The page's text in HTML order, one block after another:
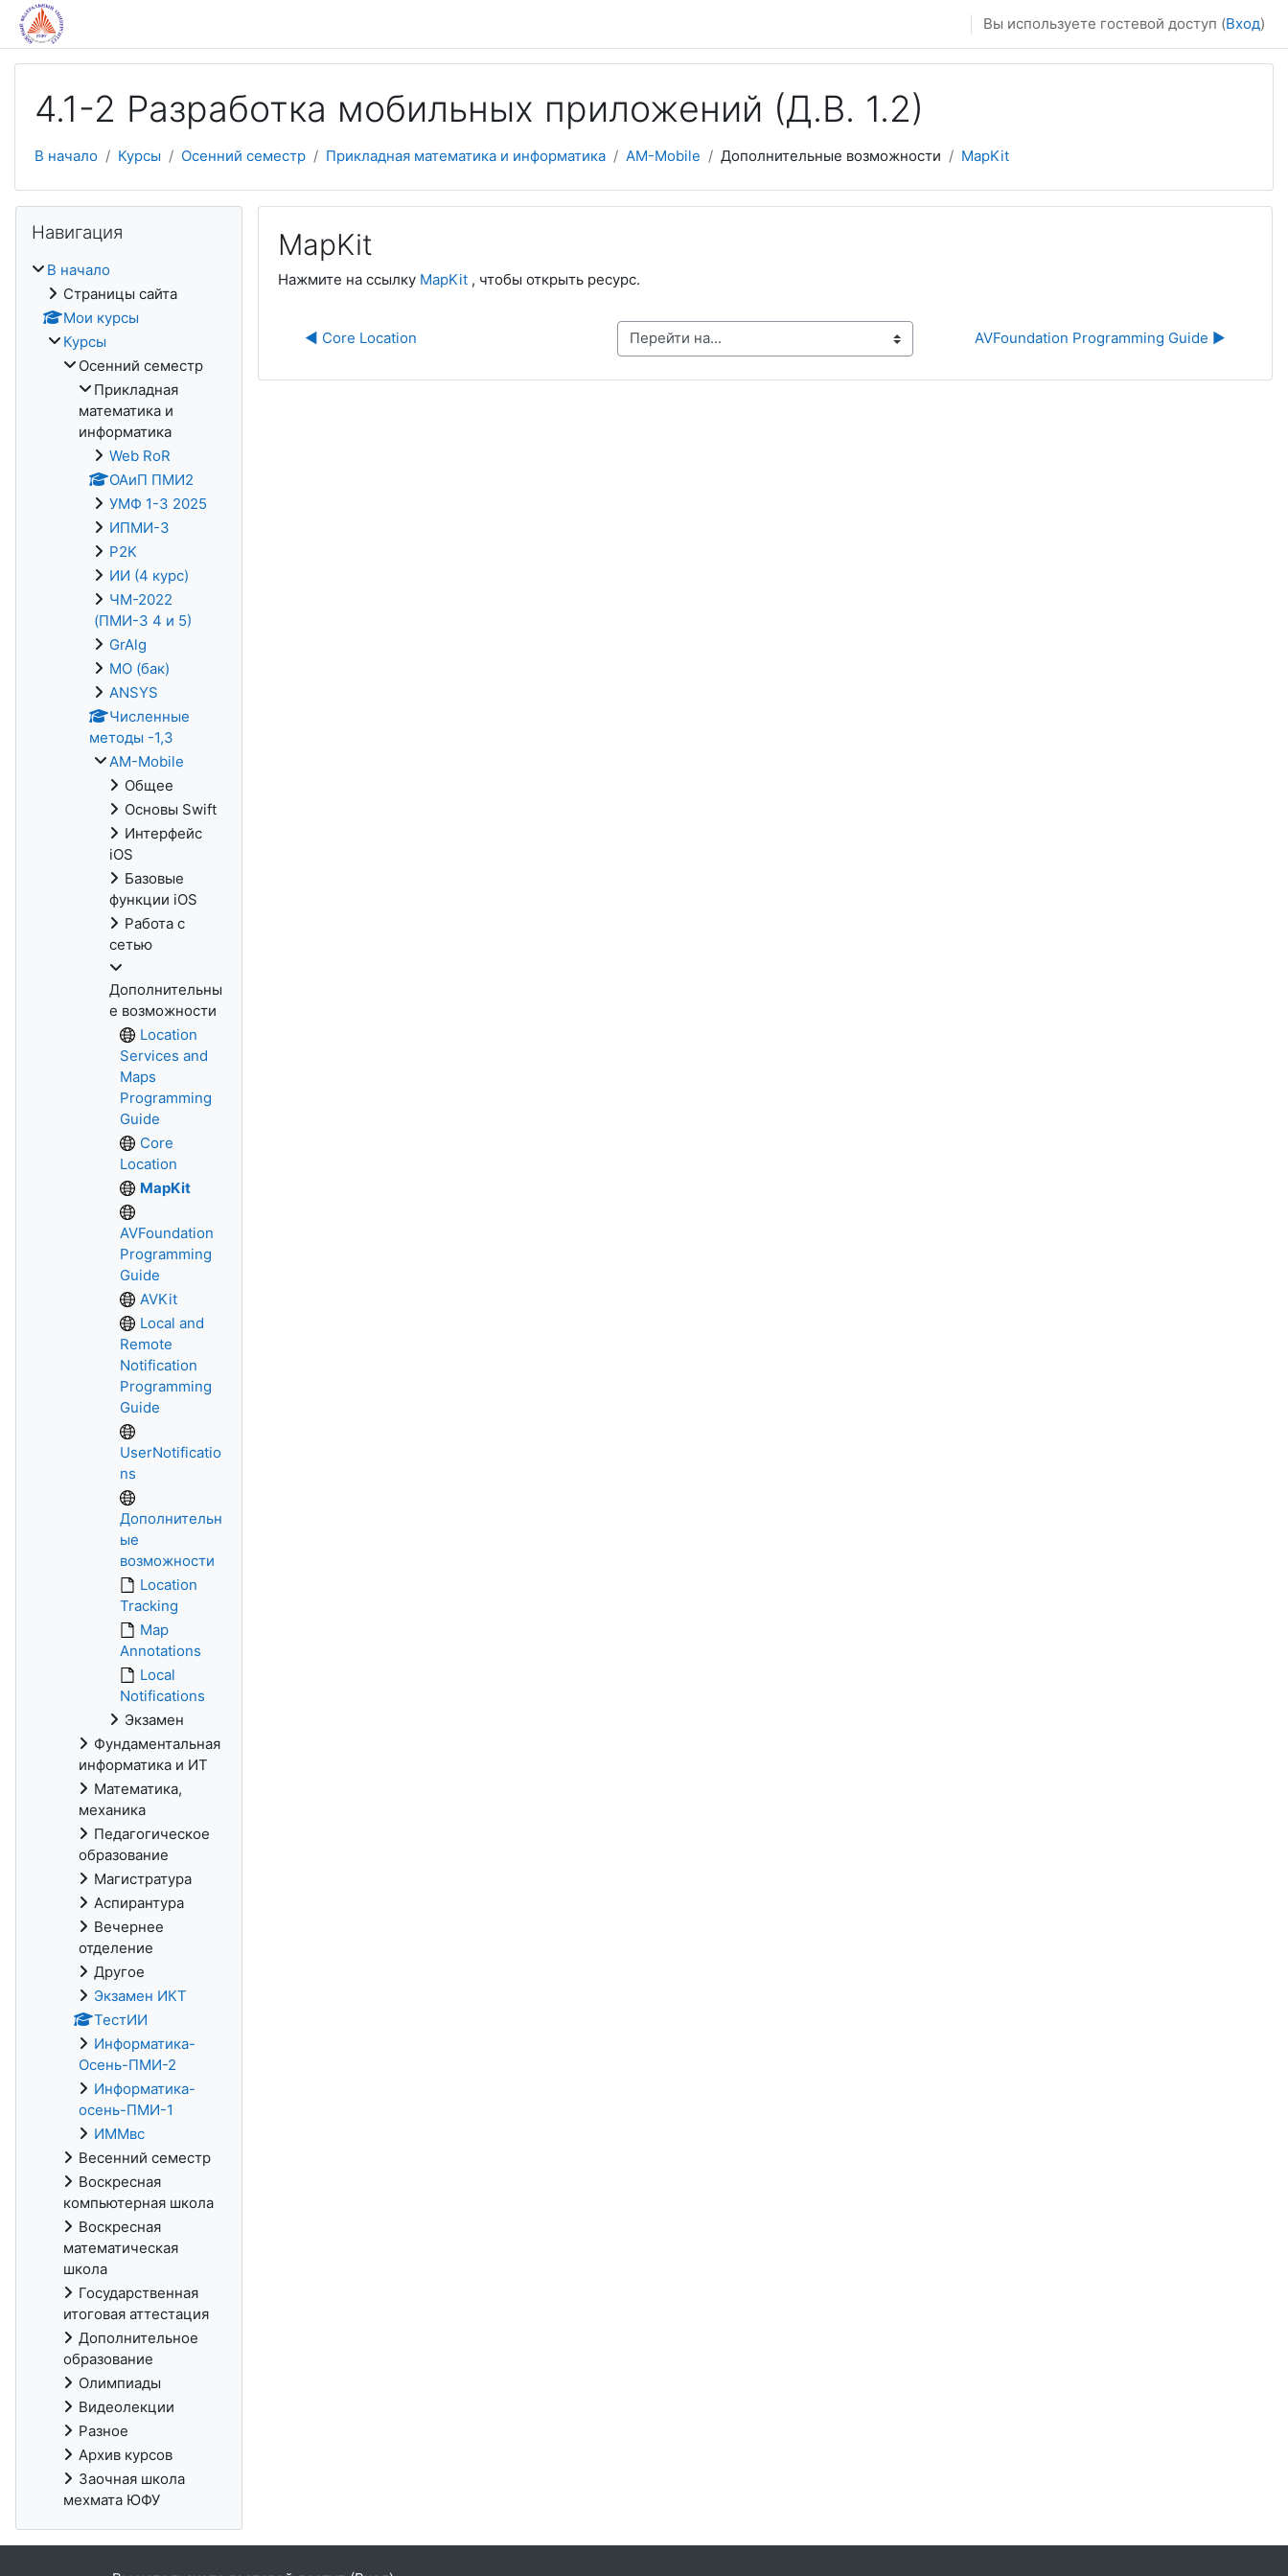
Перейти к основному содержанию
Вы используете гостевой доступ (Вход)
4.1-2 Разработка мобильных приложений (Д.В. 1.2)
В начало Курсы Осенний семестр Прикладная математика и информатика AM-Mobile Дополнительные возможности MapKit
MapKit
Нажмите на ссылку MapKit , чтобы открыть ресурс.
◀︎ Core Location Перейти на... AVFoundation Programming Guide ▶︎
Навигация
В начало
Страницы сайта
Мои курсы
Курсы
Осенний семестр
Прикладная
математика и
информатика
Web RoR
ОАиП ПМИ2
УМФ 1-3 2025
ИПМИ-3
P2K
ИИ (4 курс)
ЧМ-2022
(ПМИ-3 4 и 5)
GrAlg
МО (бак)
ANSYS
Численные
методы -1,3
AM-Mobile
Общее
Основы Swift
Интерфейс
iOS
Базовые
функции iOS
Работа с
сетью
Дополнительны
е возможности
Location
Services and
Maps
Programming
Guide
Core
Location
MapKit
AVFoundation
Programming
Guide
AVKit
Local and
Remote
Notification
Programming
Guide
UserNotificatio
ns
Дополнительн
ые
возможности
Location
Tracking
Map
Annotations
Local
Notifications
Экзамен
Фундаментальная
информатика и ИТ
Математика,
механика
Педагогическое
образование
Магистратура
Аспирантура
Вечернее
отделение
Другое
Экзамен ИКТ
ТестИИ
Информатика-
Осень-ПМИ-2
Информатика-
осень-ПМИ-1
ИММвс
Весенний семестр
Воскресная
компьютерная школа
Воскресная
математическая
школа
Государственная
итоговая аттестация
Дополнительное
образование
Олимпиады
Видеолекции
Разное
Архив курсов
Заочная школа
мехмата ЮФУ